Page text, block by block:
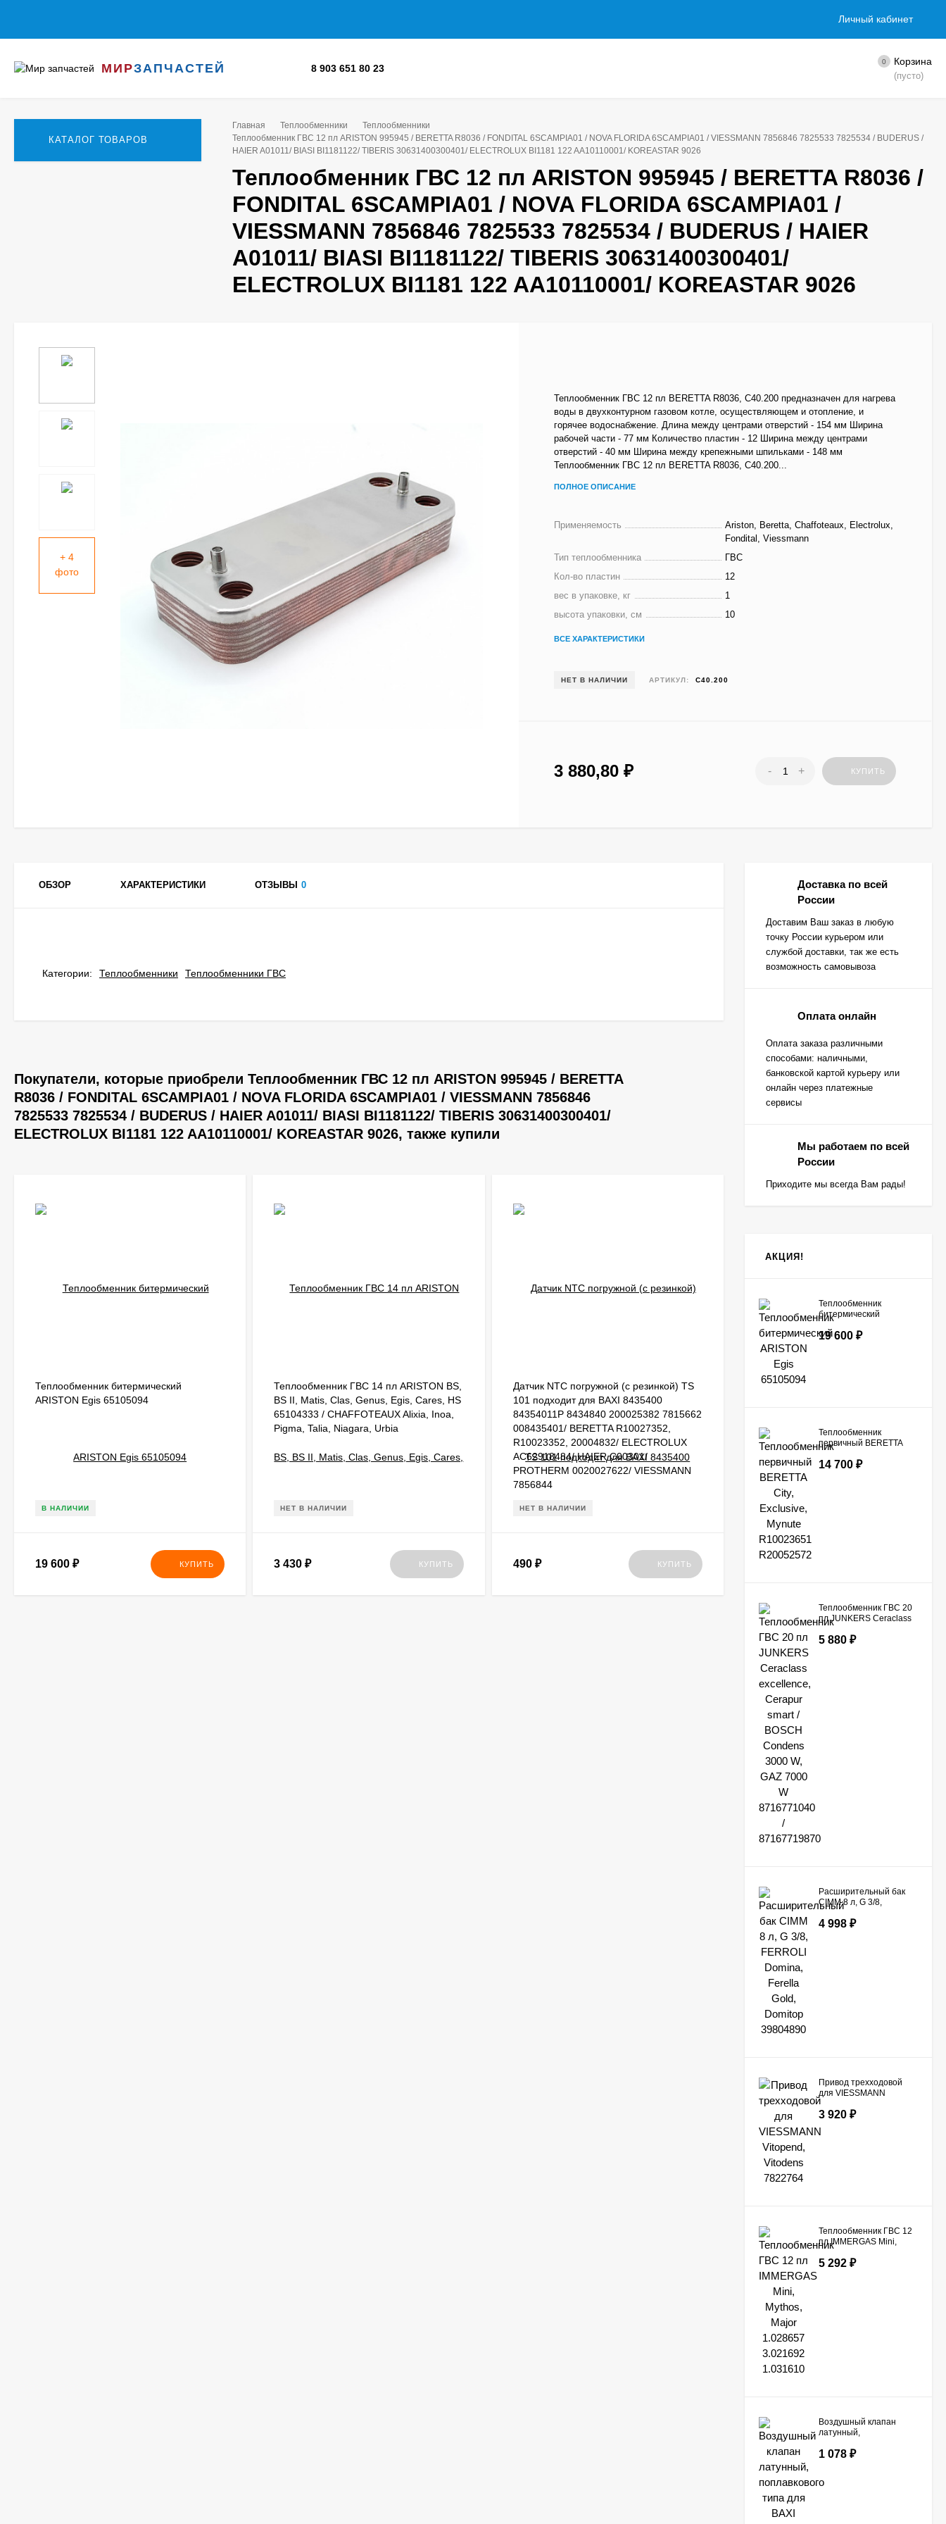
Личный кабинет
МИРЗАПЧАСТЕЙ 8 903 651 80 23
0 Корзина
(пусто)
КАТАЛОГ ТОВАРОВ
Главная Теплообменники
Теплообменники
Теплообменник ГВС 12 пл ARISTON 995945 / BERETTA R8036 / FONDITAL 6SCAMPIA01 / NOVA FLORIDA 6SCAMPIA01 / VIESSMANN 7856846 7825533 7825534 / BUDERUS /
HAIER A01011/ BIASI BI1181122/ TIBERIS 30631400300401/ ELECTROLUX BI1181 122 AA10110001/ KOREASTAR 9026
Теплообменник ГВС 12 пл ARISTON 995945 / BERETTA R8036 /
FONDITAL 6SCAMPIA01 / NOVA FLORIDA 6SCAMPIA01 /
VIESSMANN 7856846 7825533 7825534 / BUDERUS / HAIER
A01011/ BIASI BI1181122/ TIBERIS 30631400300401/
ELECTROLUX BI1181 122 AA10110001/ KOREASTAR 9026
+ 4
фото
Теплообменник ГВС 12 пл BERETTA R8036, C40.200 предназначен для нагрева
воды в двухконтурном газовом котле, осуществляющем и отопление, и
горячее водоснабжение. Длина между центрами отверстий - 154 мм Ширина
рабочей части - 77 мм Количество пластин - 12 Ширина между центрами
отверстий - 40 мм Ширина между крепежными шпильками - 148 мм
Теплообменник ГВС 12 пл BERETTA R8036, C40.200...
ПОЛНОЕ ОПИСАНИЕ
Применяемость
Ariston, Beretta, Chaffoteaux, Electrolux,
Fondital, Viessmann
Тип теплообменника
ГВС
Кол-во пластин
12
вес в упаковке, кг
1
высота упаковки, см
10
ВСЕ ХАРАКТЕРИСТИКИ
НЕТ В НАЛИЧИИ АРТИКУЛ: C40.200
3 880,80₽ - + КУПИТЬ
ОБЗОР ХАРАКТЕРИСТИКИ ОТЗЫВЫ 0
Категории: Теплообменники Теплообменники ГВС
Покупатели, которые приобрели Теплообменник ГВС 12 пл ARISTON 995945 / BERETTA
R8036 / FONDITAL 6SCAMPIA01 / NOVA FLORIDA 6SCAMPIA01 / VIESSMANN 7856846
7825533 7825534 / BUDERUS / HAIER A01011/ BIASI BI1181122/ TIBERIS 30631400300401/
ELECTROLUX BI1181 122 AA10110001/ KOREASTAR 9026, также купили
Теплообменник битермический
ARISTON Egis 65105094
В НАЛИЧИИ
19 600 ₽ КУПИТЬ
Теплообменник ГВС 14 пл ARISTON BS,
BS II, Matis, Clas, Genus, Egis, Cares, HS
65104333 / CHAFFOTEAUX Alixia, Inoa,
Pigma, Talia, Niagara, Urbia
НЕТ В НАЛИЧИИ
3 430₽ КУПИТЬ
Датчик NTC погружной (с резинкой) TS
101 подходит для BAXI 8435400
84354011P 8434840 200025382 7815662
008435401/ BERETTA R10027352,
R10023352, 20004832/ ELECTROLUX
AC62918484/ HAIER C00301/
PROTHERM 0020027622/ VIESSMANN
7856844
НЕТ В НАЛИЧИИ
490 ₽ КУПИТЬ
Теплообменник битермический
НЕТ В НАЛИЧИИ
Доставка по всей
России
Доставим Ваш заказ в любую
точку России курьером или
службой доставки, так же есть
возможность самовывоза
Оплата онлайн
Оплата заказа различными
способами: наличными,
банковской картой курьеру или
онлайн через платежные
сервисы
Мы работаем по всей
России
Приходите мы всегда Вам рады!
АКЦИЯ!
Теплообменник
битермический
65105094
19 600 ₽
Теплообменник
первичный BERETTA
R10023651 R20052572
14 700 ₽
Теплообменник ГВС 20
пл JUNKERS Ceraclass
smart / BOSCH Condens
5 880 ₽
Расширительный бак
CIMM 8 л, G 3/8,
Ferella Gold, Domitop
4 998 ₽
Привод трехходовой
для VIESSMANN
Vitopend, Vitodens
7822764
3 920 ₽
Теплообменник ГВС 12
пл IMMERGAS Mini,
3.021692 1.031610
5 292 ₽
Воздушный клапан
латунный,
BAXI 607290,
DUVAL S1005600
1 078 ₽